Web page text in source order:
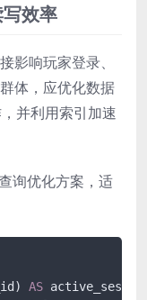
效率
影响玩家登录、
体，应优化数据
并利用索引加速
询优化方案，适
AS